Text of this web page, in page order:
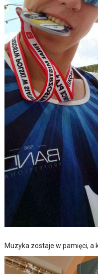
Muzyka zostaje w pamięci, a